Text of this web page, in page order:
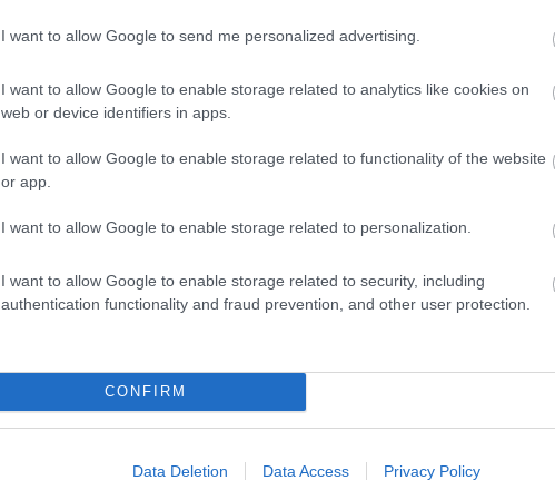
I want to allow Google to send me personalized advertising.
I want to allow Google to enable storage related to analytics like cookies on
web or device identifiers in apps.
I want to allow Google to enable storage related to functionality of the website
or app.
I want to allow Google to enable storage related to personalization.
I want to allow Google to enable storage related to security, including
authentication functionality and fraud prevention, and other user protection.
CONFIRM
Data Deletion Data Access Privacy Policy